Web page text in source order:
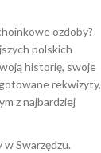
ozdoby?
polskich
historię, swoje
rekwizyty,
z najbardziej
Swarzędzu.